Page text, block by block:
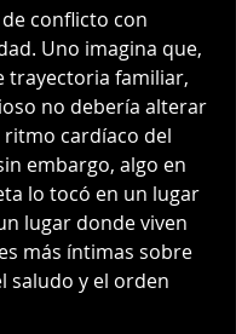
conflicto con
Uno imagina que,
trayectoria familiar,
no debería alterar
cardíaco del
embargo, algo en
lo tocó en un lugar
lugar donde viven
más íntimas sobre
saludo y el orden